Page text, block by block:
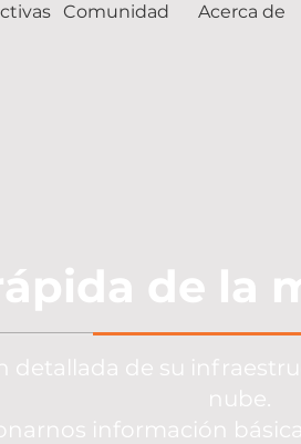
Comunidad Acerca de
de la
detallada de su
nube.
información